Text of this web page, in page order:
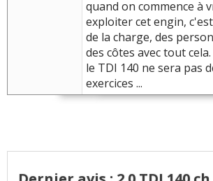
quand on commence à
exploiter cet engin,
de la charge, des
des côtes avec tout
le TDI 140 ne sera pas
exercices ...